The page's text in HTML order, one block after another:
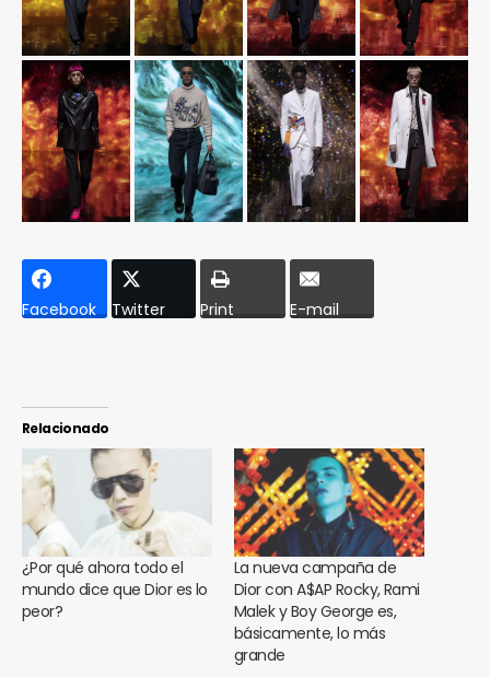
Facebook Twitter Print E-mail
Relacionado
¿Por qué ahora todo el
mundo dice que Dior es lo
peor?
La nueva campaña de
Dior con A$AP Rocky, Rami
Malek y Boy George es,
básicamente, lo más
grande